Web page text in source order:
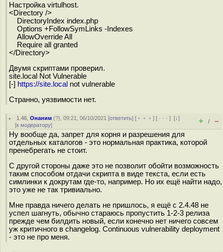
Настройка virtulhost.
<Directory />
DirectoryIndex index.php
Options +FollowSymLinks -Indexes
AllowOverride All
Require all granted
</Directory>
Двумя скриптами проверил.
site.local Not Vulnerable
[-] https://site.local not vulnerable
Странно, уязвимости нет.
1.46 ,Онаним (?), 09:21, 06/10/2021 [ответить] [ ﹢﹢﹢] [ · · ·][↓]
[к модератору] + / –
Ну вообще да, запрет для корня и разрешения для
отдельных каталогов - это нормальная практика, которой
пренебрегать не стоит.
С другой стороны даже это не позволит обойти возможность
таким способом отдачи скрипта в виде текста, если есть
симлинки к докрутам где-то, например. Но их ещё найти надо,
это уже не так тривиально.
Мне правда ничего делать не пришлось, я ещё с 2.4.48 не
успел шагнуть, обычно стараюсь пропустить 1-2-3 релиза
прежде чем билдить новый, если конечно нет ничего совсем
уж критичного в changelog. Continuous vulnerability deployment
- это не про меня.